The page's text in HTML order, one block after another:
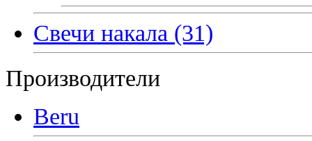
Свечи накала (31)
Производители
Beru